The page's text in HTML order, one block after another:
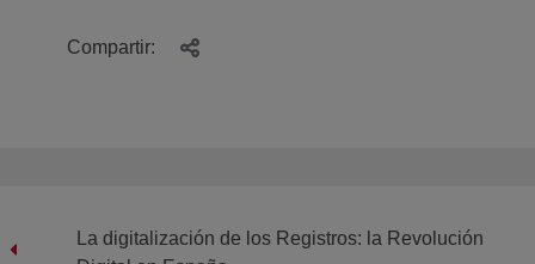
Compartir:
La digitalización de los Registros: la Revolución